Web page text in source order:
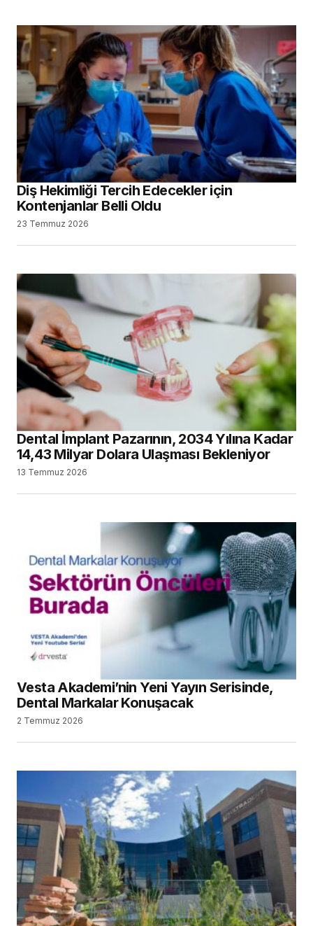
Diş Hekimliği Tercih Edecekler için
Kontenjanlar Belli Oldu
23 Temmuz 2026
Dental İmplant Pazarının, 2034 Yılına Kadar
14,43 Milyar Dolara Ulaşması Bekleniyor
13 Temmuz 2026
Vesta Akademi’nin Yeni Yayın Serisinde,
Dental Markalar Konuşacak
2 Temmuz 2026